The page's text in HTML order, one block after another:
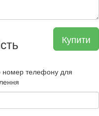
Купити
номер телефону для